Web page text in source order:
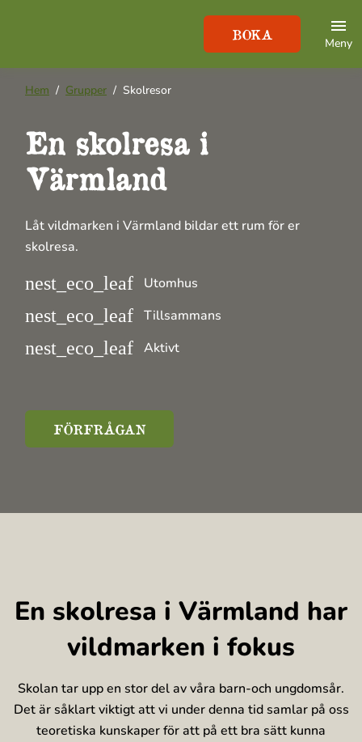
BOKA
Meny
Hem Grupper Skolresor
En skolresa i
Värmland
Låt vildmarken i Värmland bildar ett rum för er
skolresa.
nest_eco_leaf Utomhus
nest_eco_leaf Tillsammans
nest_eco_leaf Aktivt
FÖRFRÅGAN
En skolresa i Värmland har
vildmarken i fokus
Skolan tar upp en stor del av våra barn-och ungdomsår.
Det är såklart viktigt att vi under denna tid samlar på oss
teoretiska kunskaper för att på ett bra sätt kunna